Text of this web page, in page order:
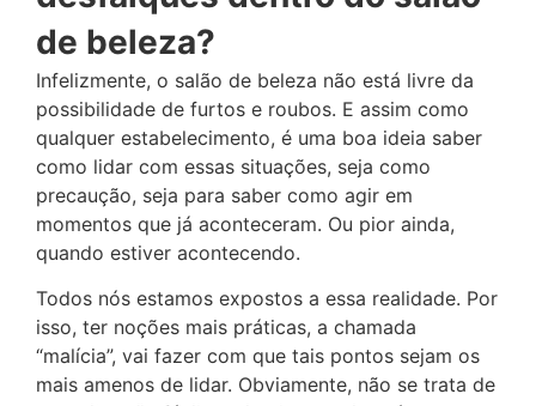
de beleza?
Infelizmente, o salão de beleza não está livre da
possibilidade de furtos e roubos. E assim como
qualquer estabelecimento, é uma boa ideia saber
como lidar com essas situações, seja como
precaução, seja para saber como agir em
momentos que já aconteceram. Ou pior ainda,
quando estiver acontecendo.
Todos nós estamos expostos a essa realidade. Por
isso, ter noções mais práticas, a chamada
“malícia”, vai fazer com que tais pontos sejam os
mais amenos de lidar. Obviamente, não se trata de